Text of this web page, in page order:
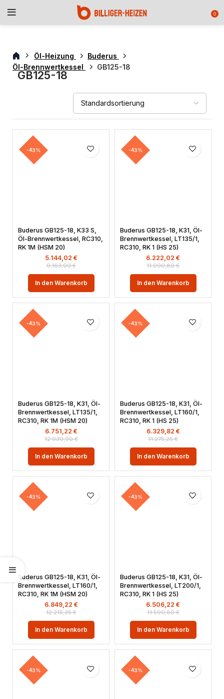
0
Öl-Heizung
Buderus
Öl-Brennwertkessel
GB125-18
GB125-18
-43%
Buderus GB125-18, K33 S,
Öl-Brennwertkessel, RC310,
RK 1M (HSM 20)
9.163,00€
5.144,02 €
In den Warenkorb
-43%
Buderus GB125-18, K31, Öl-
Brennwertkessel, LT135/1,
RC310, RK 1 (HS 25)
11.090,80€
6.222,02 €
In den Warenkorb
-43%
Buderus GB125-18, K31, Öl-
Brennwertkessel, LT135/1,
RC310, RK 1M (HSM 20)
12.030,90€
6.751,22 €
In den Warenkorb
-43%
Buderus GB125-18, K31, Öl-
Brennwertkessel, LT160/1,
RC310, RK 1 (HS 25)
11.275,25€
6.329,82 €
In den Warenkorb
-43%
Buderus GB125-18, K31, Öl-
Brennwertkessel, LT160/1,
RC310, RK 1M (HSM 20)
12.215,35€
6.849,22 €
In den Warenkorb
-43%
Buderus GB125-18, K31, Öl-
Brennwertkessel, LT200/1,
RC310, RK 1 (HS 25)
11.590,60€
6.506,22 €
In den Warenkorb
-43% -43%